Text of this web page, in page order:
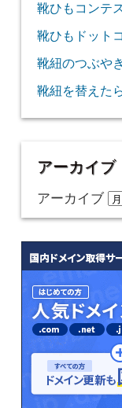
靴ひもコンテ
靴ひもドット
靴紐のつぶやき
靴紐を替えた
アーカイブ
アーカイブ